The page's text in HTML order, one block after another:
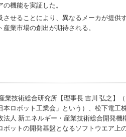
の機能を実証した。
させることにより、異なるメーカが提供
産業市場の創出が期待される。
業技術総合研究所【理事長 吉川 弘之】（
本ロボット工業会」という）、松下電工
法人 新エネルギー・産業技術総合開発
ボットの開発基盤となるソフトウエア上